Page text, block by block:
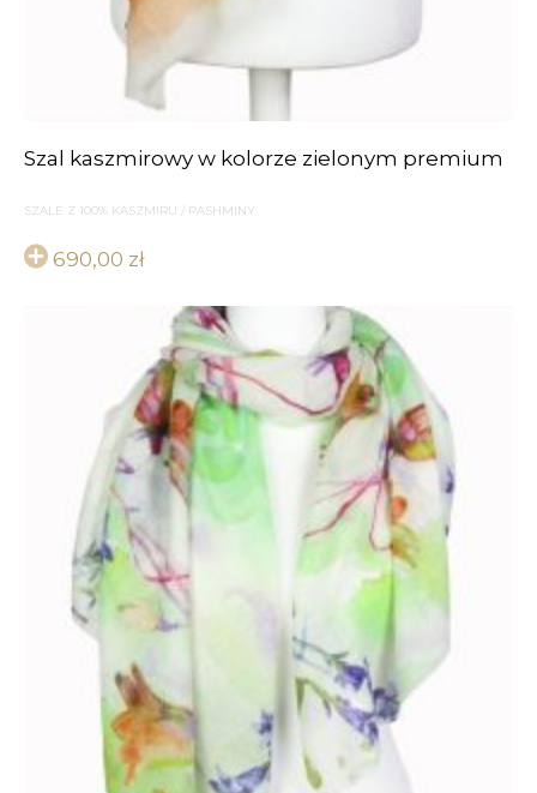
Szal kaszmirowy w kolorze zielonym premium
SZALE Z 100% KASZMIRU / PASHMINY
690,00 zł